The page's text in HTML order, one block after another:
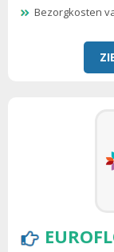
Bezorgkosten